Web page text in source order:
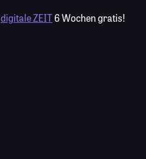
digitale ZEIT6 Wochen gratis!